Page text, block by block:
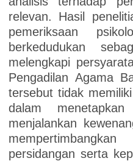
relevan. Hasil
pemeriksaan
berkedudukan
melengkapi
Pengadilan Agama
tersebut tidak
dalam
menjalankan
persidangan serta